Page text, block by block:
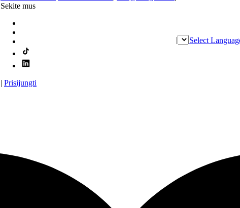
Sekite mus
| Prisijungti
| Select